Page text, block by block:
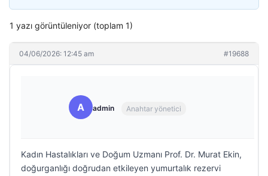
1 yazı görüntüleniyor (toplam 1)
04/06/2026: 12:45 am #19688
A admin Anahtar yönetici
Kadın Hastalıkları ve Doğum Uzmanı Prof. Dr. Murat Ekin,
doğurganlığı doğrudan etkileyen yumurtalık rezervi